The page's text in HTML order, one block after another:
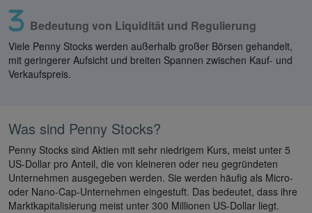
Bedeutung von Liquidität und Regulierung
Viele Penny Stocks werden außerhalb großer Börsen gehandelt,
mit geringerer Aufsicht und breiten Spannen zwischen Kauf- und
Verkaufspreis.
Was sind Penny Stocks?
Penny Stocks sind Aktien mit sehr niedrigem Kurs, meist unter 5
US-Dollar pro Anteil, die von kleineren oder neu gegründeten
Unternehmen ausgegeben werden. Sie werden häufig als Micro-
oder Nano-Cap-Unternehmen eingestuft. Das bedeutet, dass ihre
Marktkapitalisierung meist unter 300 Millionen US-Dollar liegt.